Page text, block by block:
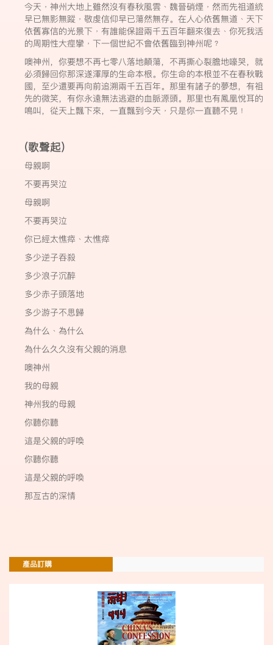
今天﹐神州大地上雖然沒有春秋風雲﹑魏晉硝煙﹐然而先祖道統
早已無影無蹤﹐敬虔信仰早已蕩然無存。在人心依舊無道﹑天下
依舊寡信的光景下﹐有誰能保證兩千五百年翻來復去﹑你死我活
的周期性大痙攣﹐下一個世紀不會依舊臨到神州呢﹖
噢神州，你要想不再七零八落地顛蕩，不再撕心裂膽地嚎哭，就
必須歸回你那深遂渾厚的生命本根。你生命的本根並不在春秋戰
國，至少還要再向前追溯兩千五百年。那里有諸子的夢想，有祖
先的微笑，有你永遠無法逃避的血脈源頭。那里也有鳳凰悅耳的
鳴叫，從天上飄下來，一直飄到今天﹐只是你一直聽不見﹗
(歌聲起)
母親啊
不要再哭泣
母親啊
不要再哭泣
你已經太憔瘁﹑太憔瘁
多少逆子吞殺
多少浪子沉醉
多少赤子頭落地
多少游子不思歸
為什么﹑為什么
為什么久久沒有父親的消息
噢神州
我的母親
神州我的母親
你聽你聽
這是父親的呼喚
你聽你聽
這是父親的呼喚
那亙古的深情
產品訂購